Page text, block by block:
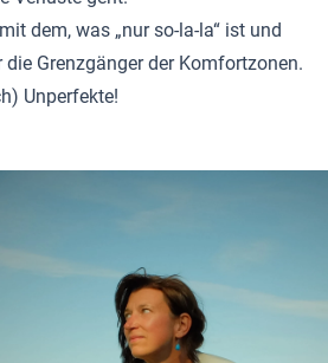
dem, was „nur so-la-la“ ist und
Grenzgänger der Komfortzonen.
Unperfekte!